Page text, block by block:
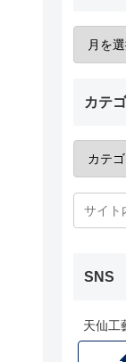
カテ
SNS
天仙工